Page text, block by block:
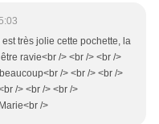
très jolie cette pochette, la
ravie<br /> <br /> <br />
/> <br /> <br />
<br /> <br />
/>